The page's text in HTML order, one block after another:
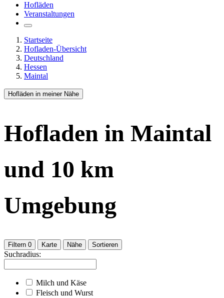
Hofläden
Veranstaltungen
Startseite
Hofladen-Übersicht
Deutschland
Hessen
Maintal
Hofläden in meiner Nähe
Hofladen in Maintal
und 10 km
Umgebung
Filtern 0 Karte Nähe Sortieren
Suchradius:
Milch und Käse
Fleisch und Wurst